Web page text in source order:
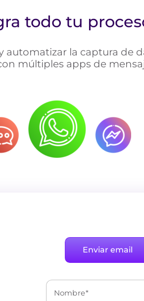
todo tu
automatizar la captura de
múltiples apps de
Enviar email
Nombre